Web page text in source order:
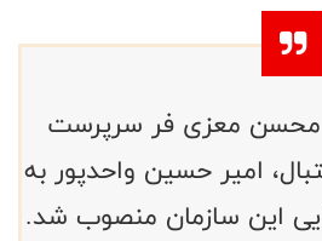
محسن معزی فر سرپرست
امیر حسین واحدپور به
این سازمان منصوب شد.